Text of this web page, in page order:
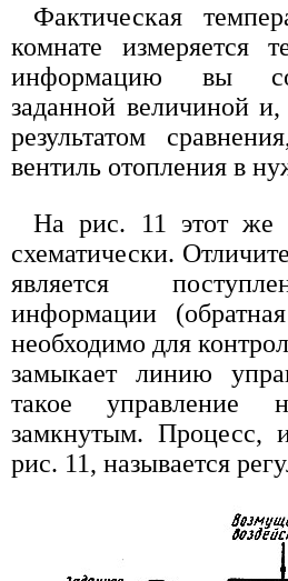
Фактическая
комнате измеряется
информацию вы
заданной величиной и,
результатом
вентиль отопления в
На рис. 11 этот же
схематически.
является
информации
необходимо для
замыкает линию
такое управление
замкнутым. Процесс,
рис. 11, называется